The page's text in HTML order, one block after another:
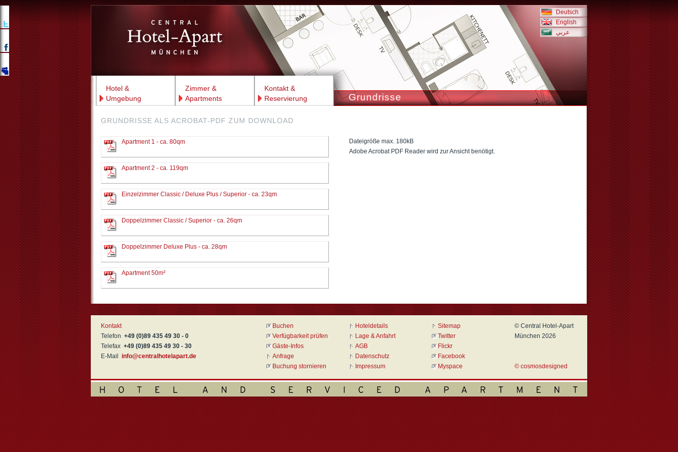
Grundrisse
Deutsch
English
عربي
Hotel &
Umgebung
Zimmer &
Apartments
Kontakt &
Reservierung
GRUNDRISSE ALS ACROBAT-PDF ZUM DOWNLOAD
Apartment 1 - ca. 80qm
Apartment 2 - ca. 119qm
Einzelzimmer Classic / Deluxe Plus / Superior - ca. 23qm
Doppelzimmer Classic / Superior - ca. 26qm
Doppelzimmer Deluxe Plus - ca. 28qm
Apartment 50m²
Dateigröße max. 180kB
Adobe Acrobat PDF Reader wird zur Ansicht benötigt.
Kontakt
Telefon +49 (0)89 435 49 30 - 0
Telefax +49 (0)89 435 49 30 - 30
E-Mail info@centralhotelapart.de
Buchen
Verfügbarkeit prüfen
Gäste-Infos
Anfrage
Buchung stornieren
Hoteldetails
Lage & Anfahrt
AGB
Datenschutz
Impressum
Sitemap
Twitter
Flickr
Facebook
Myspace
© Central Hotel-Apart
München 2026
© cosmosdesigned